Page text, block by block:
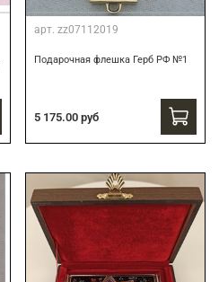
арт. zz07112019
Подарочная флешка Герб РФ №1
5 175.00 руб